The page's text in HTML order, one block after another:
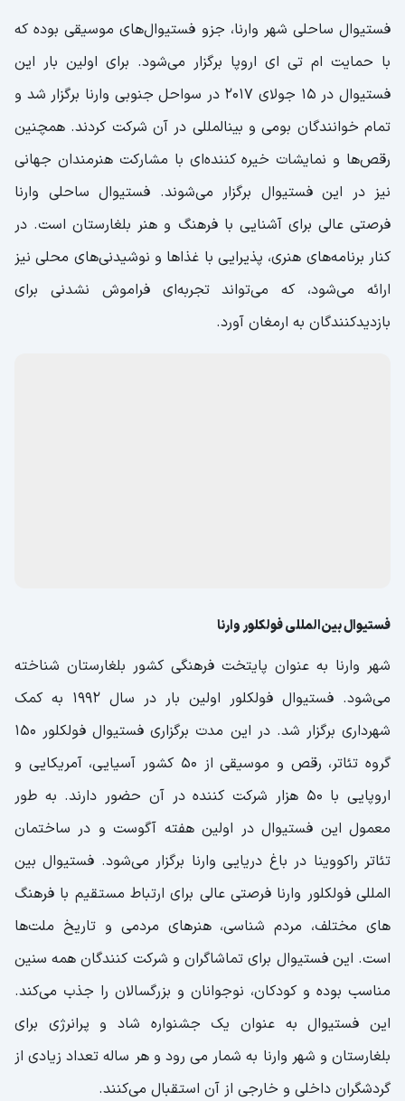
فستیوال ساحلی شهر وارنا، جزو فستیوال‌های موسیقی بوده که
با حمایت ام تی ای اروپا برگزار می‌شود. برای اولین بار این
فستیوال در 15 جولای 2017 در سواحل جنوبی وارنا برگزار شد و
تمام خوانندگان بومی و بینالمللی در آن شرکت کردند. همچنین
رقص‌ها و نمایشات خیره کننده‌ای با مشارکت هنرمندان جهانی
نیز در این فستیوال برگزار می‌شوند. فستیوال ساحلی وارنا
فرصتی عالی برای آشنایی با فرهنگ و هنر بلغارستان است. در
کنار برنامه‌های هنری، پذیرایی با غذاها و نوشیدنی‌های محلی نیز
ارائه می‌شود، که می‌تواند تجربه‌ای فراموش نشدنی برای
بازدیدکنندگان به ارمغان آورد.
فستیوال بین‌المللی فولکلور وارنا
شهر وارنا به عنوان پایتخت فرهنگی کشور بلغارستان شناخته
می‌شود. فستیوال فولکلور اولین بار در سال 1992 به کمک
شهرداری برگزار شد. در این مدت برگزاری فستیوال فولکلور 150
گروه تئاتر، رقص و موسیقی از 50 کشور آسیایی، آمریکایی و
اروپایی با 50 هزار شرکت کننده در آن حضور دارند. به طور
معمول این فستیوال در اولین هفته آگوست و در ساختمان
تئاتر راکووینا در باغ دریایی وارنا برگزار می‌شود. فستیوال بین
المللی فولکلور وارنا فرصتی عالی برای ارتباط مستقیم با فرهنگ
های مختلف، مردم شناسی، هنرهای مردمی و تاریخ ملت‌ها
است. این فستیوال برای تماشاگران و شرکت کنندگان همه سنین
مناسب بوده و کودکان، نوجوانان و بزرگسالان را جذب می‌کند.
این فستیوال به عنوان یک جشنواره شاد و پرانرژی برای
بلغارستان و شهر وارنا به شمار می رود و هر ساله تعداد زیادی از
گردشگران داخلی و خارجی از آن استقبال می‌کنند.